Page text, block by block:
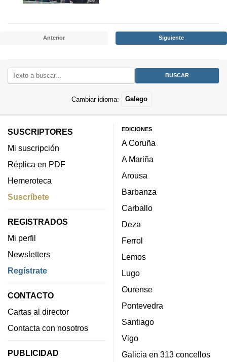
Anterior Siguiente
Cambiar idioma: Galego
SUSCRIPTORES
Mi suscripción
Réplica en PDF
Hemeroteca
Suscríbete
REGISTRADOS
Mi perfil
Newsletters
Regístrate
CONTACTO
Cartas al director
Contacta con nosotros
PUBLICIDAD
EDICIONES
A Coruña
A Mariña
Arousa
Barbanza
Carballo
Deza
Ferrol
Lemos
Lugo
Ourense
Pontevedra
Santiago
Vigo
Galicia en 313 concellos